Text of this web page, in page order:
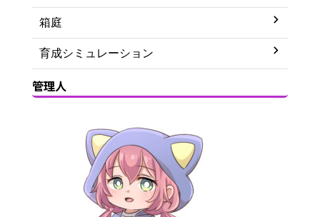
箱庭
育成シミュレーション
管理人